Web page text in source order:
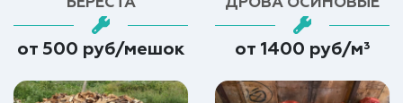
БЕРЕСТА
от 500 руб/мешок
ДРОВА ОСИНОВЫЕ
от 1400 руб/м³